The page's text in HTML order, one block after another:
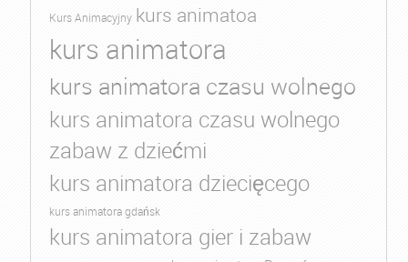
Kurs Animacyjny kurs animatoa
kurs animatora
kurs animatora czasu wolnego
kurs animatora czasu wolnego
zabaw z dziećmi
kurs animatora dziecięcego
kurs animatora gdańsk
kurs animatora gier i zabaw